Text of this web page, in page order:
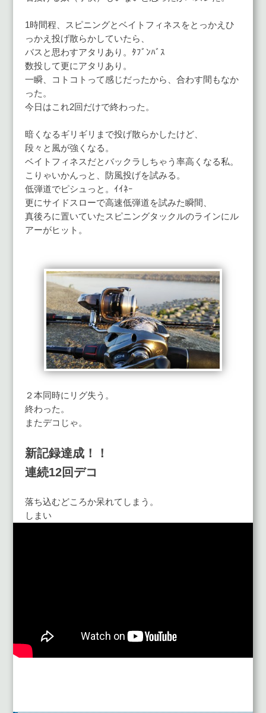
1時間程、スピニングとベイトフィネスをとっかえひ
っかえ投げ散らかしていたら、
バスと思わすアタリあり。ﾀﾌﾞﾝﾊﾞｽ
数投して更にアタリあり。
一瞬、コトコトって感じだったから、合わす間もなか
った。
今日はこれ2回だけで終わった。
暗くなるギリギリまで投げ散らかしたけど、
段々と風が強くなる。
ベイトフィネスだとバックラしちゃう率高くなる私。
こりゃいかんっと、防風投げを試みる。
低弾道でピシュっと。ｲｲﾈｰ
更にサイドスローで高速低弾道を試みた瞬間、
真後ろに置いていたスピニングタックルのラインにル
アーがヒット。
２本同時にリグ失う。
終わった。
またデコじゃ。
新記録達成！！
連続12回デコ
落ち込むどころか呆れてしまう。
しまい